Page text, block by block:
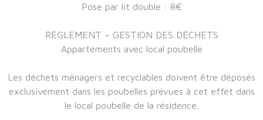
Pose par lit double : 8€
RÈGLEMENT – GESTION DES DÉCHETS
Appartements avec local poubelle
Les déchets ménagers et recyclables doivent être déposés
exclusivement dans les poubelles prévues à cet effet dans
le local poubelle de la résidence.